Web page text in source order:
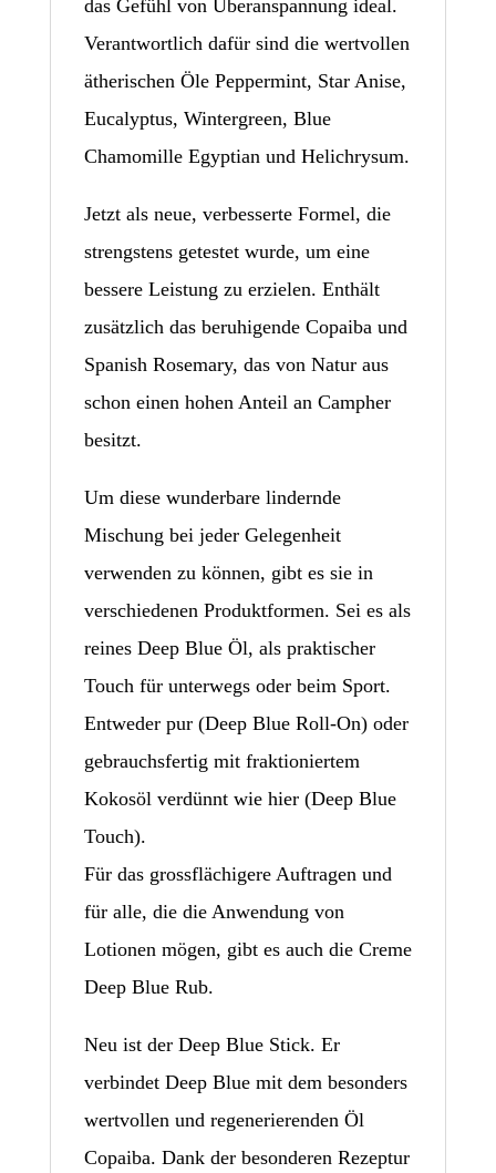
das Gefühl von Überanspannung ideal.
Verantwortlich dafür sind die wertvollen
ätherischen Öle Peppermint, Star Anise,
Eucalyptus, Wintergreen, Blue
Chamomille Egyptian und Helichrysum.
Jetzt als neue, verbesserte Formel, die
strengstens getestet wurde, um eine
bessere Leistung zu erzielen. Enthält
zusätzlich das beruhigende Copaiba und
Spanish Rosemary, das von Natur aus
schon einen hohen Anteil an Campher
besitzt.
Um diese wunderbare lindernde
Mischung bei jeder Gelegenheit
verwenden zu können, gibt es sie in
verschiedenen Produktformen. Sei es als
reines Deep Blue Öl, als praktischer
Touch für unterwegs oder beim Sport.
Entweder pur (Deep Blue Roll-On) oder
gebrauchsfertig mit fraktioniertem
Kokosöl verdünnt wie hier (Deep Blue
Touch).
Für das grossflächigere Auftragen und
für alle, die die Anwendung von
Lotionen mögen, gibt es auch die Creme
Deep Blue Rub.
Neu ist der Deep Blue Stick. Er
verbindet Deep Blue mit dem besonders
wertvollen und regenerierenden Öl
Copaiba. Dank der besonderen Rezeptur